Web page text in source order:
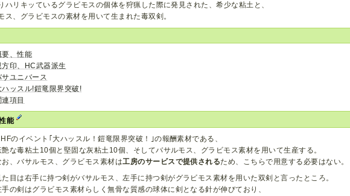
ハリキッているグラビモスの個体を狩猟した際に発見された、希少な粘土と、
ス、グラビモスの素材を用いて生まれた毒双剣。
要、性能
方印、HC武器派生
サユニバース
ハッスル!鎧竜限界突破!
連項目
能
のイベント｢大ハッスル！鎧竜限界突破！｣の報酬素材である、
艶な毒粘土10個と堅固な灰粘土10個、そしてバサルモス、グラビモス素材を用いて生産する。
お、バサルモス、グラビモス素材は工房のサービスで提供されるため、こちらで用意する必要はない。
た目は右手に持つ剣がバサルモス、左手に持つ剣がグラビモス素材を用いた双剣と言ったところ。
手の剣はグラビモス素材らしく無骨な質感の球体に剣となる針が伸びており、